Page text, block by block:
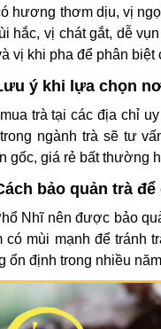
hương thơm dịu, vị
hắc, vị chát gắt, dễ
vị khi pha để phân biệt
ý khi lựa chọn
trà tại các địa chỉ
ngành trà sẽ tư
gốc, giá rẻ bất thường
bảo quản trà
Nhĩ nên được bảo
có mùi mạnh để tránh
ổn định trong nhiều